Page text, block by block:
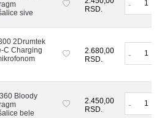
sive
RSD.
-
2Drumtek
C Charging
2.680,00
RSD.
-
Bloody
bele
2.450,00
RSD.
-